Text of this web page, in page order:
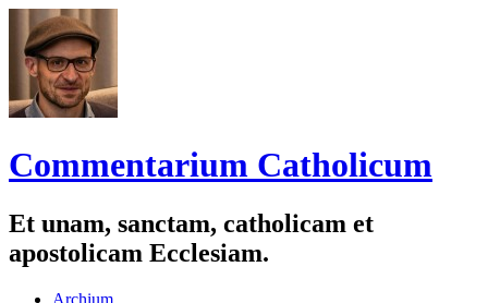
Commentarium Catholicum
Et unam, sanctam, catholicam et
apostolicam Ecclesiam.
Zum
Archium